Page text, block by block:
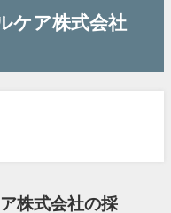
ケア株式会社
株式会社の採